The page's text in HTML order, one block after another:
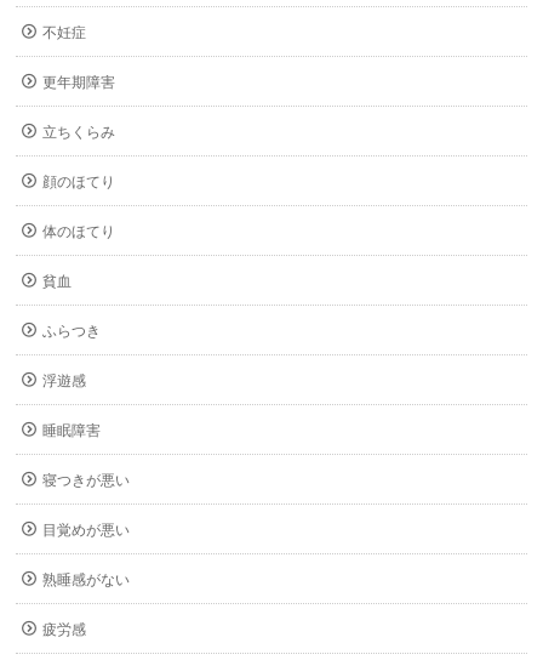
不妊症
更年期障害
立ちくらみ
顔のほてり
体のほてり
貧血
ふらつき
浮遊感
睡眠障害
寝つきが悪い
目覚めが悪い
熟睡感がない
疲労感